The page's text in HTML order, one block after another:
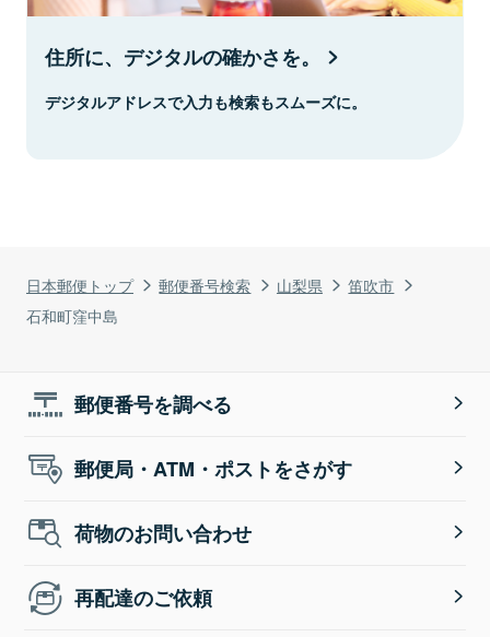
日本郵便トップ 郵便番号検索 山梨県
笛吹市
石和町窪中島
住所に、デジタルの確かさを。
デジタルアドレスで入力も検索もスムーズに。
郵便番号を調べる
郵便局・ATM・ポストをさがす
荷物のお問い合わせ
再配達のご依頼